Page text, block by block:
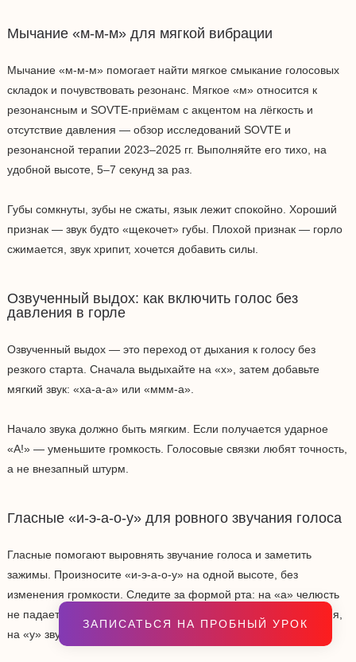
ЗАПИСАТЬСЯ НА ПРОБНЫЙ УРОК
Мычание «м-м-м» для мягкой вибрации
Мычание «м-м-м» помогает найти мягкое смыкание голосовых
складок и почувствовать резонанс. Мягкое «м» относится к
резонансным и SOVTE-приёмам с акцентом на лёгкость и
отсутствие давления — обзор исследований SOVTE и
резонансной терапии 2023–2025 гг. Выполняйте его тихо, на
удобной высоте, 5–7 секунд за раз.
Губы сомкнуты, зубы не сжаты, язык лежит спокойно. Хороший
признак — звук будто «щекочет» губы. Плохой признак — горло
сжимается, звук хрипит, хочется добавить силы.
Озвученный выдох: как включить голос без
давления в горле
Озвученный выдох — это переход от дыхания к голосу без
резкого старта. Сначала выдыхайте на «х», затем добавьте
мягкий звук: «ха-а-а» или «ммм-а».
Начало звука должно быть мягким. Если получается ударное
«А!» — уменьшите громкость. Голосовые связки любят точность,
а не внезапный штурм.
Гласные «и-э-а-о-у» для ровного звучания голоса
Гласные помогают выровнять звучание голоса и заметить
зажимы. Произносите «и-э-а-о-у» на одной высоте, без
изменения громкости. Следите за формой рта: на «а» челюсть
не падает резко, на «и» губы не растягиваются до напряжения,
на «у» звук не проваливается в горло.